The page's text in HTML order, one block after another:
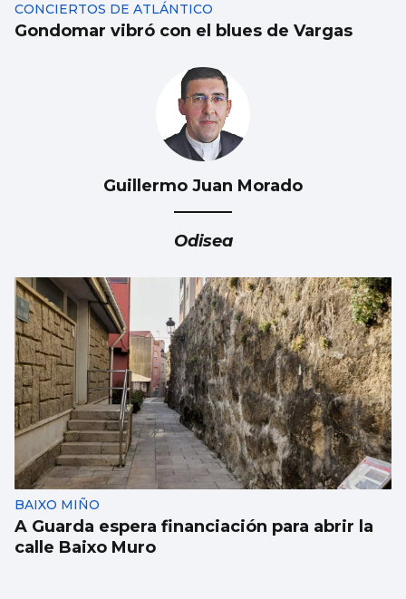
CONCIERTOS DE ATLÁNTICO
Gondomar vibró con el blues de Vargas
Guillermo Juan Morado
Odisea
BAIXO MIÑO
A Guarda espera financiación para abrir la
calle Baixo Muro